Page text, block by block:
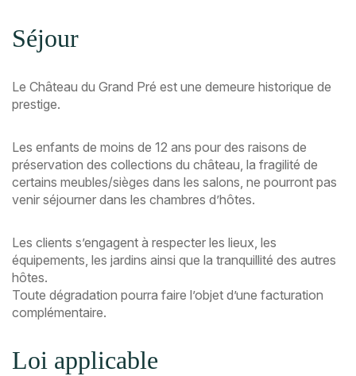
Séjour
Le Château du Grand Pré est une demeure historique de
prestige.
Les enfants de moins de 12 ans pour des raisons de
préservation des collections du château, la fragilité de
certains meubles/sièges dans les salons, ne pourront pas
venir séjourner dans les chambres d’hôtes.
Les clients s’engagent à respecter les lieux, les
équipements, les jardins ainsi que la tranquillité des autres
hôtes.
Toute dégradation pourra faire l’objet d’une facturation
complémentaire.
Loi applicable